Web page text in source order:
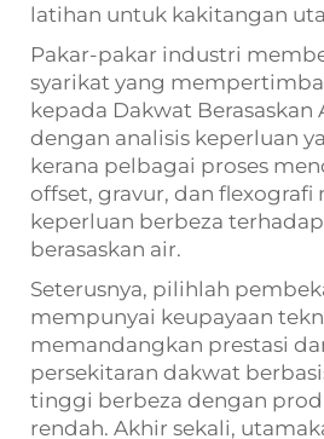
latihan untuk kakitangan
Pakar-pakar industri
syarikat yang
kepada Dakwat Berasaskan
dengan analisis keperluan
kerana pelbagai proses
offset, gravur, dan flexografi
keperluan berbeza
berasaskan air.
Seterusnya, pilihlah
mempunyai keupayaan
memandangkan prestasi
persekitaran dakwat
tinggi berbeza dengan
rendah. Akhir sekali,